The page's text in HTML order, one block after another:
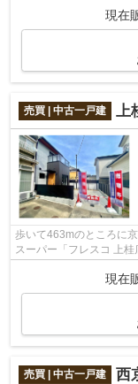
現在
売買 | 中古一戸建 上
歩いて463mのところに
スーパー「フレスコ 上桂
現在
売買 | 中古一戸建 西